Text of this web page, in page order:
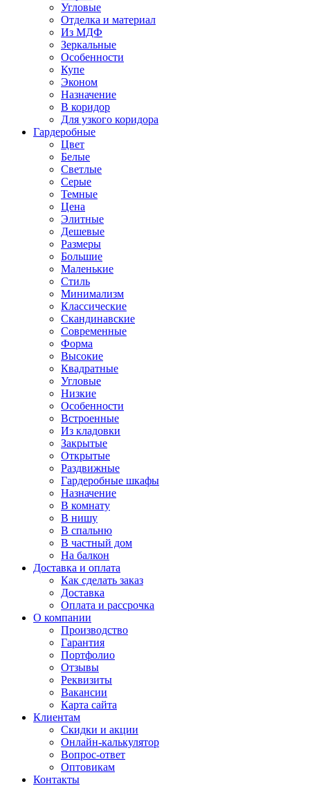
Угловые
Отделка и материал
Из МДФ
Зеркальные
Особенности
Купе
Эконом
Назначение
В коридор
Для узкого коридора
Гардеробные
Цвет
Белые
Светлые
Серые
Темные
Цена
Элитные
Дешевые
Размеры
Большие
Маленькие
Стиль
Минимализм
Классические
Скандинавские
Современные
Форма
Высокие
Квадратные
Угловые
Низкие
Особенности
Встроенные
Из кладовки
Закрытые
Открытые
Раздвижные
Гардеробные шкафы
Назначение
В комнату
В нишу
В спальню
В частный дом
На балкон
Доставка и оплата
Как сделать заказ
Доставка
Оплата и рассрочка
О компании
Производство
Гарантия
Портфолио
Отзывы
Реквизиты
Вакансии
Карта сайта
Клиентам
Скидки и акции
Онлайн-калькулятор
Вопрос-ответ
Оптовикам
Контакты